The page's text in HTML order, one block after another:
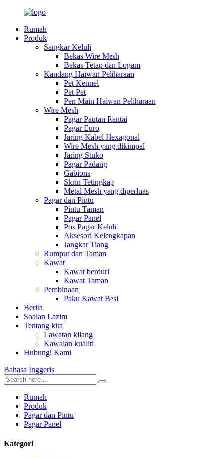
Rumah
Produk
Sangkar Keluli
Bekas Wire Mesh
Bekas Tetap dan Logam
Kandang Haiwan Peliharaan
Pet Kennel
Pet Pet
Pen Main Haiwan Peliharaan
Wire Mesh
Pagar Pautan Rantai
Pagar Euro
Jaring Kabel Hexagonal
Wire Mesh yang dikimpal
Jaring Stuko
Pagar Padang
Gabions
Skrin Tetingkap
Metal Mesh yang diperluas
Pagar dan Pintu
Pintu Taman
Pagar Panel
Pos Pagar Keluli
Aksesori Kelengkapan
Jangkar Tiang
Rumput dan Taman
Kawat
Kawat berduri
Kawat Taman
Pembinaan
Paku Kawat Besi
Berita
Soalan Lazim
Tentang kita
Lawatan kilang
Kawalan kualiti
Hubungi Kami
Bahasa Inggeris
Rumah
Produk
Pagar dan Pintu
Pagar Panel
Kategori